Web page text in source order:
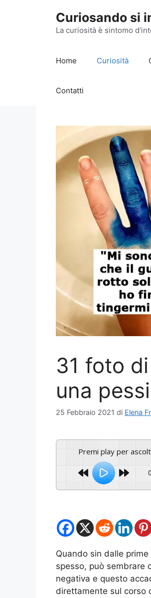
Curiosando si
La curiosità è sintomo
Home Curiosità
Contatti
31 foto
una
25 Febbraio 2021 di Elena
Premi play per
Quando sin dalle
spesso, può sembrare
negativa e questo
direttamente sul corso